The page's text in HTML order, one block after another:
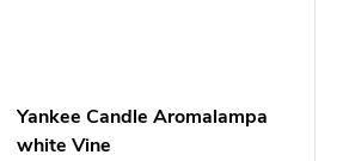
Yankee Candle Aromalampa
white Vine